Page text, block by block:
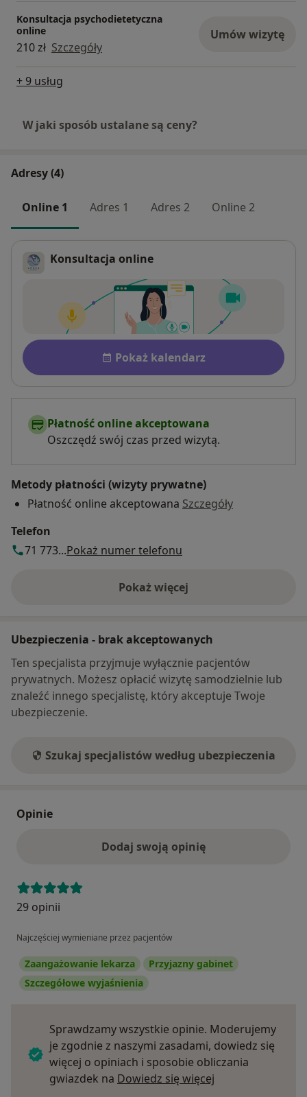
Konsultacja psychodietetyczna
online
210 zł Szczegóły
Umów wizytę
+ 9 usług
W jaki sposób ustalane są ceny?
Adresy (4)
Online 1 Adres 1 Adres 2 Online 2
Konsultacja online
Dostępność
Pokaż kalendarz
Płatność online akceptowana
Oszczędź swój czas przed wizytą.
Metody płatności (wizyty prywatne)
Płatność online akceptowana Szczegóły
Telefon
71 773...Pokaż numer telefonu
Pokaż więcej
o adresie
Ubezpieczenia - brak akceptowanych
Ten specjalista przyjmuje wyłącznie pacjentów
prywatnych. Możesz opłacić wizytę samodzielnie lub
znaleźć innego specjalistę, który akceptuje Twoje
ubezpieczenie.
Szukaj specjalistów według ubezpieczenia
Opinie
Dodaj swoją opinię
29 opinii
Najczęściej wymieniane przez pacjentów
Zaangażowanie lekarza
Przyjazny gabinet
Szczegółowe wyjaśnienia
Sprawdzamy wszystkie opinie. Moderujemy
je zgodnie z naszymi zasadami, dowiedz się
więcej o opiniach i sposobie obliczania
gwiazdek na Dowiedz się więcej